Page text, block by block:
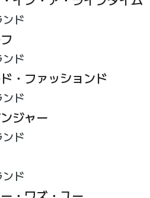
ド
ド
・ファッションド
ド
ジャー
ド
ド